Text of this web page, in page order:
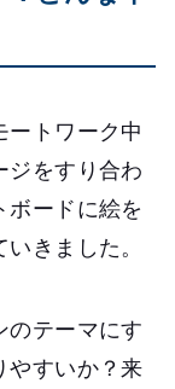
トワーク中
ジをすり合わ
ードに絵を
きました。
のテーマにす
やすいか？来